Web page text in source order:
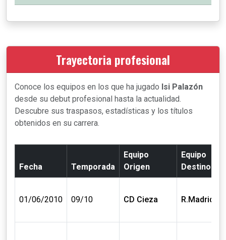
Trayectoria profesional
Conoce los equipos en los que ha jugado Isi Palazón
desde su debut profesional hasta la actualidad.
Descubre sus traspasos, estadísticas y los títulos
obtenidos en su carrera.
Fecha Temporada
Equipo
Origen
Equipo
Destino
01/06/2010 09/10 CD Cieza R.Madrid